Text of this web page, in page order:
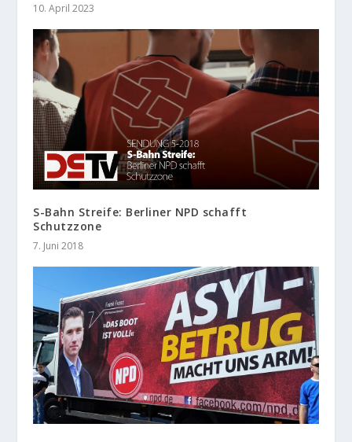
10. April 2023
S-Bahn Streife: Berliner NPD schafft
Schutzzone
7. Juni 2018